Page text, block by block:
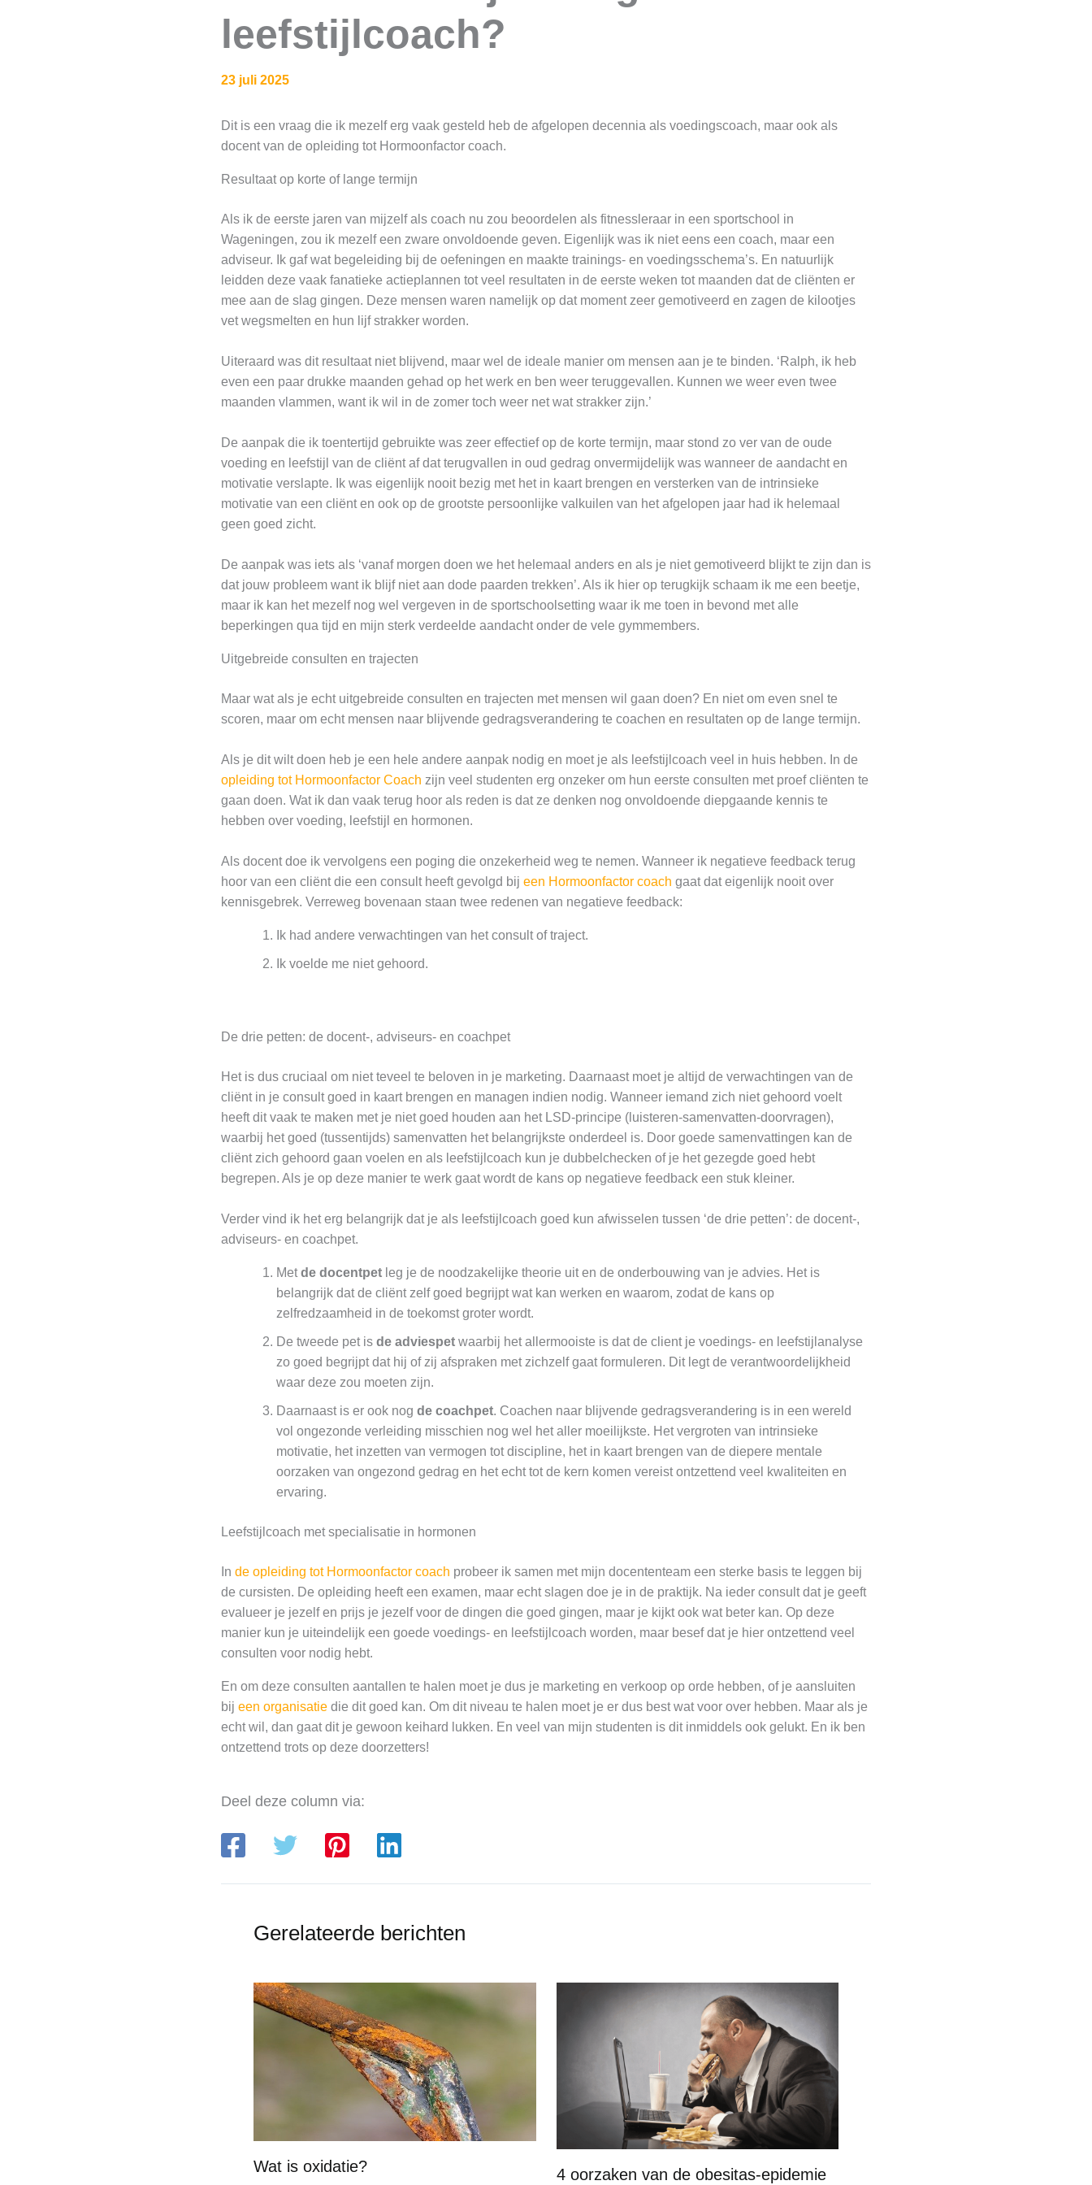
leefstijlcoach?
23 juli 2025
Dit is een vraag die ik mezelf erg vaak gesteld heb de afgelopen decennia als voedingscoach, maar ook als
docent van de opleiding tot Hormoonfactor coach.
Resultaat op korte of lange termijn
Als ik de eerste jaren van mijzelf als coach nu zou beoordelen als fitnessleraar in een sportschool in
Wageningen, zou ik mezelf een zware onvoldoende geven. Eigenlijk was ik niet eens een coach, maar een
adviseur. Ik gaf wat begeleiding bij de oefeningen en maakte trainings- en voedingsschema’s. En natuurlijk
leidden deze vaak fanatieke actieplannen tot veel resultaten in de eerste weken tot maanden dat de cliënten er
mee aan de slag gingen. Deze mensen waren namelijk op dat moment zeer gemotiveerd en zagen de kilootjes
vet wegsmelten en hun lijf strakker worden.
Uiteraard was dit resultaat niet blijvend, maar wel de ideale manier om mensen aan je te binden. ‘Ralph, ik heb
even een paar drukke maanden gehad op het werk en ben weer teruggevallen. Kunnen we weer even twee
maanden vlammen, want ik wil in de zomer toch weer net wat strakker zijn.’
De aanpak die ik toentertijd gebruikte was zeer effectief op de korte termijn, maar stond zo ver van de oude
voeding en leefstijl van de cliënt af dat terugvallen in oud gedrag onvermijdelijk was wanneer de aandacht en
motivatie verslapte. Ik was eigenlijk nooit bezig met het in kaart brengen en versterken van de intrinsieke
motivatie van een cliënt en ook op de grootste persoonlijke valkuilen van het afgelopen jaar had ik helemaal
geen goed zicht.
De aanpak was iets als ‘vanaf morgen doen we het helemaal anders en als je niet gemotiveerd blijkt te zijn dan is
dat jouw probleem want ik blijf niet aan dode paarden trekken’. Als ik hier op terugkijk schaam ik me een beetje,
maar ik kan het mezelf nog wel vergeven in de sportschoolsetting waar ik me toen in bevond met alle
beperkingen qua tijd en mijn sterk verdeelde aandacht onder de vele gymmembers.
Uitgebreide consulten en trajecten
Maar wat als je echt uitgebreide consulten en trajecten met mensen wil gaan doen? En niet om even snel te
scoren, maar om echt mensen naar blijvende gedragsverandering te coachen en resultaten op de lange termijn.
Als je dit wilt doen heb je een hele andere aanpak nodig en moet je als leefstijlcoach veel in huis hebben. In de
opleiding tot Hormoonfactor Coach zijn veel studenten erg onzeker om hun eerste consulten met proef cliënten te
gaan doen. Wat ik dan vaak terug hoor als reden is dat ze denken nog onvoldoende diepgaande kennis te
hebben over voeding, leefstijl en hormonen.
Als docent doe ik vervolgens een poging die onzekerheid weg te nemen. Wanneer ik negatieve feedback terug
hoor van een cliënt die een consult heeft gevolgd bij een Hormoonfactor coach gaat dat eigenlijk nooit over
kennisgebrek. Verreweg bovenaan staan twee redenen van negatieve feedback:
Ik had andere verwachtingen van het consult of traject.
Ik voelde me niet gehoord.
De drie petten: de docent-, adviseurs- en coachpet
Het is dus cruciaal om niet teveel te beloven in je marketing. Daarnaast moet je altijd de verwachtingen van de
cliënt in je consult goed in kaart brengen en managen indien nodig. Wanneer iemand zich niet gehoord voelt
heeft dit vaak te maken met je niet goed houden aan het LSD-principe (luisteren-samenvatten-doorvragen),
waarbij het goed (tussentijds) samenvatten het belangrijkste onderdeel is. Door goede samenvattingen kan de
cliënt zich gehoord gaan voelen en als leefstijlcoach kun je dubbelchecken of je het gezegde goed hebt
begrepen. Als je op deze manier te werk gaat wordt de kans op negatieve feedback een stuk kleiner.
Verder vind ik het erg belangrijk dat je als leefstijlcoach goed kun afwisselen tussen ‘de drie petten’: de docent-,
adviseurs- en coachpet.
Metde docentpet leg je de noodzakelijke theorie uit en de onderbouwing van je advies. Het is
belangrijk dat de cliënt zelf goed begrijpt wat kan werken en waarom, zodat de kans op
zelfredzaamheid in de toekomst groter wordt.
De tweede pet is de adviespet waarbij het allermooiste is dat de client je voedings- en leefstijlanalyse
zo goed begrijpt dat hij of zij afspraken met zichzelf gaat formuleren. Dit legt de verantwoordelijkheid
waar deze zou moeten zijn.
Daarnaast is er ook nog de coachpet. Coachen naar blijvende gedragsverandering is in een wereld
vol ongezonde verleiding misschien nog wel het aller moeilijkste. Het vergroten van intrinsieke
motivatie, het inzetten van vermogen tot discipline, het in kaart brengen van de diepere mentale
oorzaken van ongezond gedrag en het echt tot de kern komen vereist ontzettend veel kwaliteiten en
ervaring.
Leefstijlcoach met specialisatie in hormonen
In de opleiding tot Hormoonfactor coach probeer ik samen met mijn docententeam een sterke basis te leggen bij
de cursisten. De opleiding heeft een examen, maar echt slagen doe je in de praktijk. Na ieder consult dat je geeft
evalueer je jezelf en prijs je jezelf voor de dingen die goed gingen, maar je kijkt ook wat beter kan. Op deze
manier kun je uiteindelijk een goede voedings- en leefstijlcoach worden, maar besef dat je hier ontzettend veel
consulten voor nodig hebt.
En om deze consulten aantallen te halen moet je dus je marketing en verkoop op orde hebben, of je aansluiten
bij een organisatie die dit goed kan. Om dit niveau te halen moet je er dus best wat voor over hebben. Maar als je
echt wil, dan gaat dit je gewoon keihard lukken. En veel van mijn studenten is dit inmiddels ook gelukt. En ik ben
ontzettend trots op deze doorzetters!
Deel deze column via:
Gerelateerde berichten
Wat is oxidatie? 4 oorzaken van de obesitas-epidemie